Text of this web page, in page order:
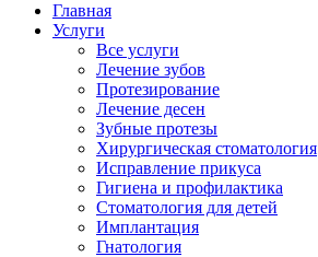
Главная
Услуги
Все услуги
Лечение зубов
Протезирование
Лечение десен
Зубные протезы
Хирургическая стоматология
Исправление прикуса
Гигиена и профилактика
Стоматология для детей
Имплантация
Гнатология